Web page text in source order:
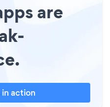
are
in action